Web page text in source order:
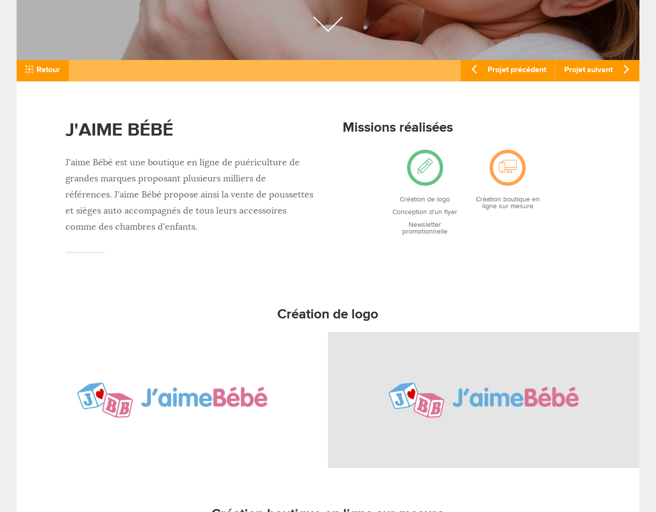
Retour Projet précédent Projet suivant
J'AIME BÉBÉ
J'aime Bébé est une boutique en ligne de puériculture de
grandes marques proposant plusieurs milliers de
références. J'aime Bébé propose ainsi la vente de poussettes
et sièges auto accompagnés de tous leurs accessoires
comme des chambres d'enfants.
Missions réalisées
Création de logo
Conception d'un flyer
Newsletter
promotionnelle
Création boutique en
ligne sur mesure
Création de logo